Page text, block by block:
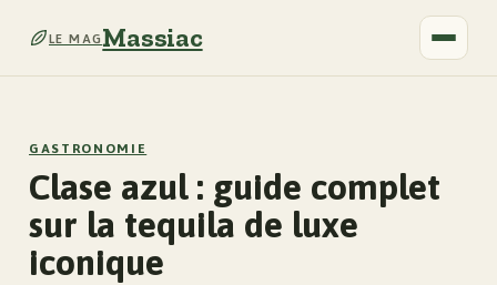
LE MAGMassiac
GASTRONOMIE
Clase azul : guide complet
sur la tequila de luxe
iconique